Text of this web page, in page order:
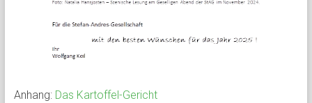
Anhang: Das Kartoffel-Gericht